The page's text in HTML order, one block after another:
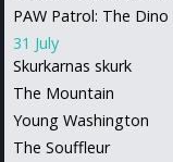
PAW Patrol: The
31 July
Skurkarnas skurk
The Mountain
Young Washington
The Souffleur